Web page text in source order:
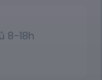
8-18h